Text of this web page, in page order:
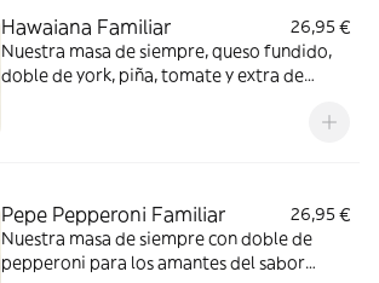
Hawaiana Familiar
26,95 €
Nuestra masa de siempre, queso fundido,
doble de york, piña, tomate y extra de
Pepe Pepperoni Familiar
26,95 €
Nuestra masa de siempre con doble de
pepperoni para los amantes del sabor